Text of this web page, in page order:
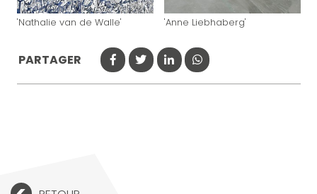
'Nathalie van de Walle' 'Anne Liebhaberg'
PARTAGER